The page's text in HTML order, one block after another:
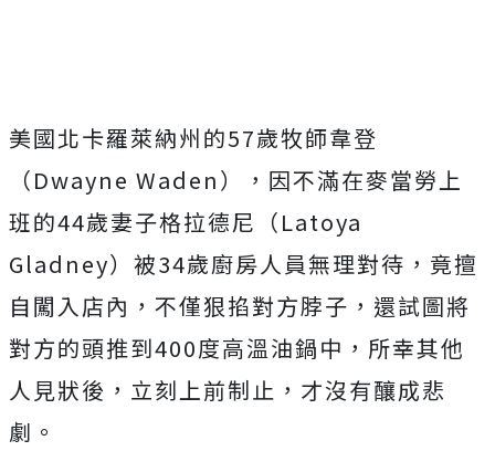
美國北卡羅萊納州的57歲牧師韋登
（Dwayne Waden），因不滿在麥當勞上
班的44歲妻子格拉德尼（Latoya
Gladney）被34歲廚房人員無理對待，竟擅
自闖入店內，不僅狠掐對方脖子，還試圖將
對方的頭推到400度高溫油鍋中，所幸其他
人見狀後，立刻上前制止，才沒有釀成悲
劇。